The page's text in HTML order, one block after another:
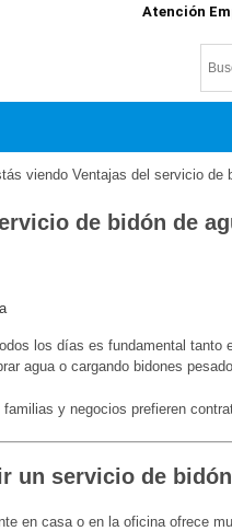
Atención
de bidón de
los días es fundamental
agua o cargando bidones
y negocios prefieren
un servicio de
en casa o en la oficina ofrece